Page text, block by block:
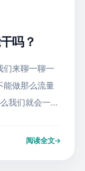
吗？
们来聊一聊一
能做那么流量
我们就会一直
阅读全文